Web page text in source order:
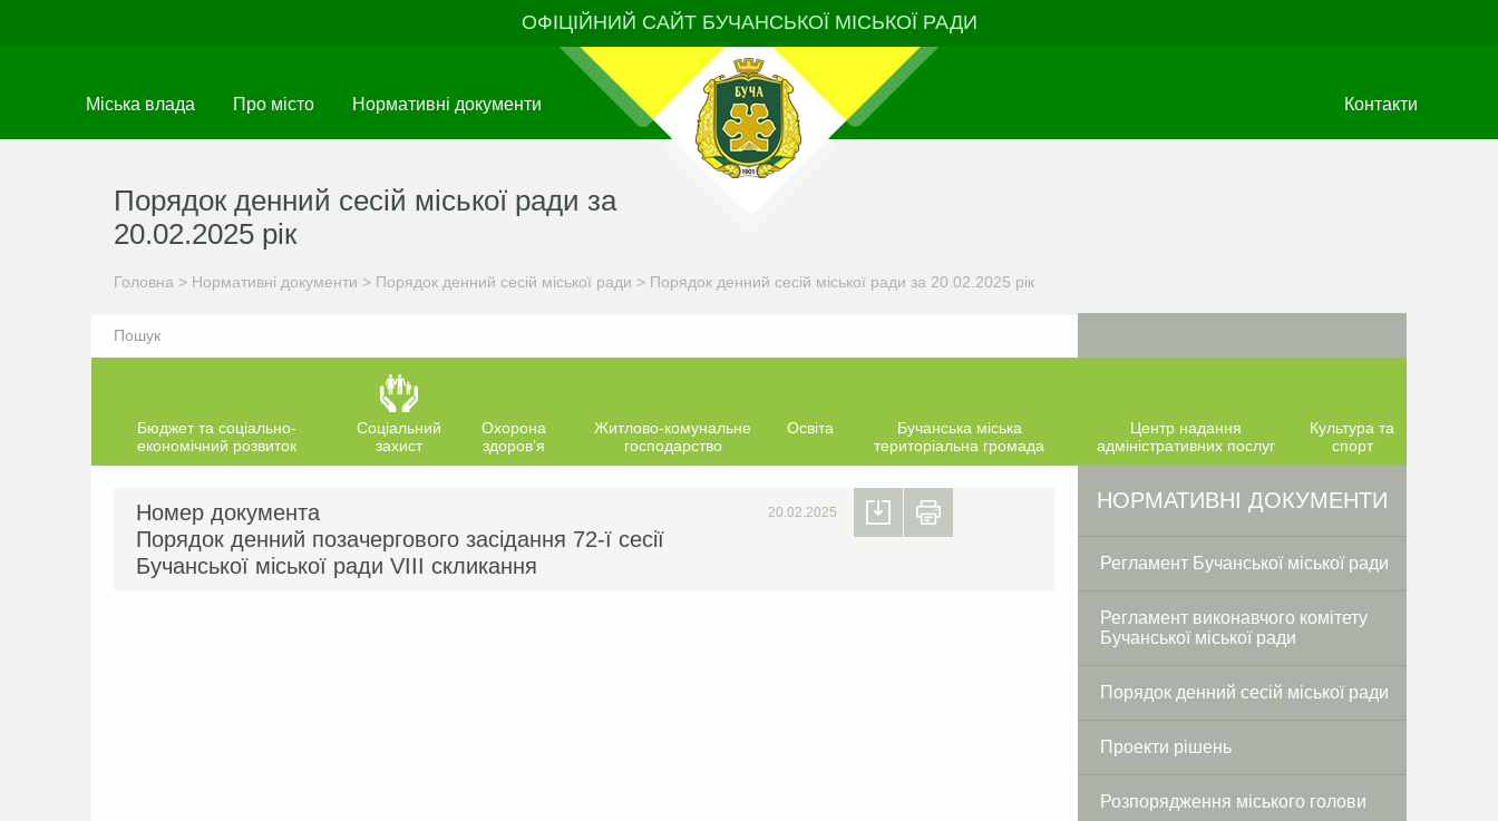
ОФІЦІЙНИЙ САЙТ БУЧАНСЬКОЇ МІСЬКОЇ РАДИ
Міська влада Про місто Нормативні документи Контакти
Порядок денний сесій міської ради за
20.02.2025 рік
Головна > Нормативні документи > Порядок денний сесій міської ради > Порядок денний сесій міської ради за 20.02.2025 рік
Бюджет та соціально-
економічний розвиток
Соціальний
захист
Охорона
здоров’я
Житлово-комунальне
господарство
Освіта
Бучанська міська
територіальна громада
Центр надання
адміністративних послуг
Культура та
спорт
Номер документа
Порядок денний позачергового засідання 72-ї сесії
Бучанської міської ради VIIІ скликання
20.02.2025 Facebook
Twitter
НОРМАТИВНІ ДОКУМЕНТИ
Регламент Бучанської міської ради
Регламент виконавчого комітету
Бучанської міської ради
Порядок денний сесій міської ради
Проекти рішень
Розпорядження міського голови